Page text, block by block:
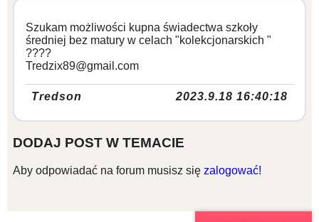
Szukam możliwości kupna świadectwa szkoły
średniej bez matury w celach "kolekcjonarskich "
????
Tredzix89@gmail.com
Tredson 2023.9.18 16:40:18
DODAJ POST W TEMACIE
Aby odpowiadać na forum musisz się zalogować!